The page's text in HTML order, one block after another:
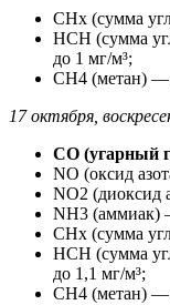
CHx (сумма
HCH (сумма
до 1 мг/м³;
CH4 (метан) —
17 октября,
CO (угарный
NO (оксид
NO2 (диоксид
NH3 (аммиак)
CHx (сумма
HCH (сумма
до 1,1 мг/м³;
CH4 (метан) —